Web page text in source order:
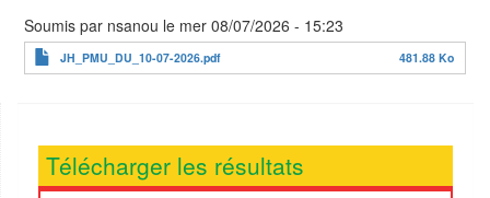
Soumis par nsanou le mer 08/07/2026 - 15:23
JH_PMU_DU_10-07-2026.pdf 481.88 Ko
Télécharger les résultats